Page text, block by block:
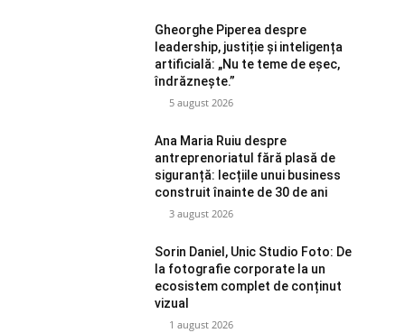
Gheorghe Piperea despre
leadership, justiție și inteligența
artificială: „Nu te teme de eșec,
îndrăznește.”
5 august 2026
Ana Maria Ruiu despre
antreprenoriatul fără plasă de
siguranță: lecțiile unui business
construit înainte de 30 de ani
3 august 2026
Sorin Daniel, Unic Studio Foto: De
la fotografie corporate la un
ecosistem complet de conținut
vizual
1 august 2026